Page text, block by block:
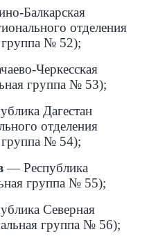
Балкарская
отделения
группа № 52);
Черкесская
группа № 53);
Дагестан
отделения
группа № 54);
— Республика
группа № 55);
Северная
группа № 56);